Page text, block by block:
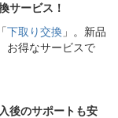
サービス！
下取り交換 」。新品
お得なサービスで
後のサポートも安